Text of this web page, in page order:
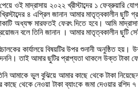
ওই মাদ্‌রাসায় ২০২২ খ্রীস্টাব্দের ১
৪ এপ্রিল জানান আমার মাতৃত্বকালীন ছুটি
অধ্যক্ষ মারফতই ফেরৎ দিতে হবে। আমি
বলে তিনি জানান । আমার মাতৃত্বকালীন ছুটি
কার্যালয়ে বিষয়টির উপর শুনানী অনুষ্ঠিত
তাই আমার ছুটির প্রাপ্যতা থাকলে উক্ত টাকা
আমাকে ভুল বুঝিয়ে আমার কাছে থেকে টাকা
থেকে নেওয়া টাকা ব্যাংকে জমা দেওয়ার